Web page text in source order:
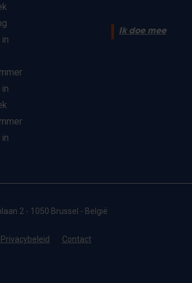
Ik doe mee
2 - 1050 Brussel - België
Privacybeleid Contact